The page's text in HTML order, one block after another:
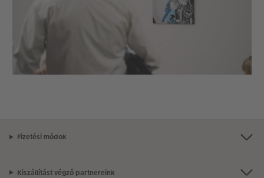
Fizetési módok
Kiszállítást végző partnereink